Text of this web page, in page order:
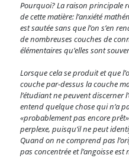
Pourquoi? La raison principale
de cette matière: l’anxiété
est sautée sans que l’on s’en
de nombreuses couches de
élémentaires qu’elles sont
Lorsque cela se produit et que
couche par-dessus la couche
l’étudiant ne peuvent discerner
entend quelque chose qui n’a
«probablement pas encore
perplexe, puisqu’il ne peut
Quand on ne comprend pas
pas concentrée et l’angoisse est